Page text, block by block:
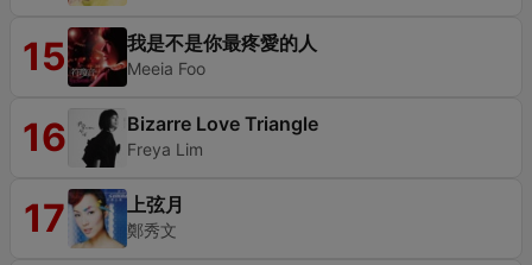
15 我是不是你最疼愛的人
Meeia Foo
16 Bizarre Love Triangle
Freya Lim
17 上弦月
鄭秀文